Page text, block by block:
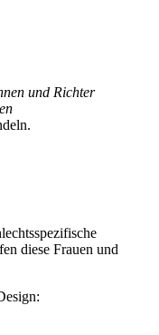
und Richter
diese Frauen und